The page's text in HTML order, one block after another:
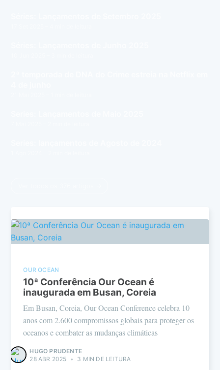
OUR OCEAN
10ª Conferência Our Ocean é
inaugurada em Busan, Coreia
Em Busan, Coreia, Our Ocean Conference celebra 10
anos com 2.600 compromissos globais para proteger os
oceanos e combater as mudanças climáticas
HUGO PRUDENTE
28 ABR 2025 • 3 MIN DE LEITURA